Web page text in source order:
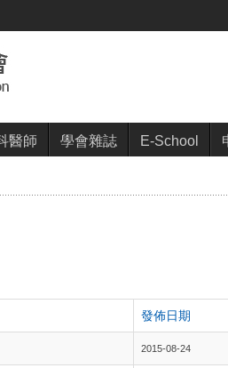
醫師 學會雜誌 E-School
發佈日期
2015-08-24